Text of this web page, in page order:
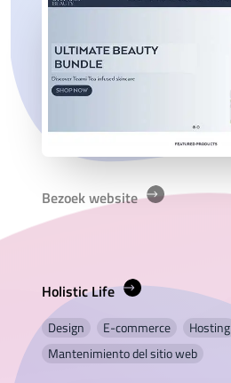
Bezoek website
Holistic Life
Design E-commerce
Hosting
Mantenimiento del sitio web